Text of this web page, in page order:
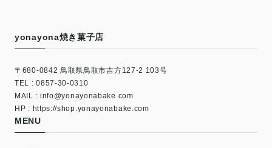
yonayona焼き菓子店
〒680-0842 鳥取県鳥取市吉方127-2 103号
TEL : 0857-30-0310
MAIL : info@yonayonabake.com
HP : https://shop.yonayonabake.com
MENU